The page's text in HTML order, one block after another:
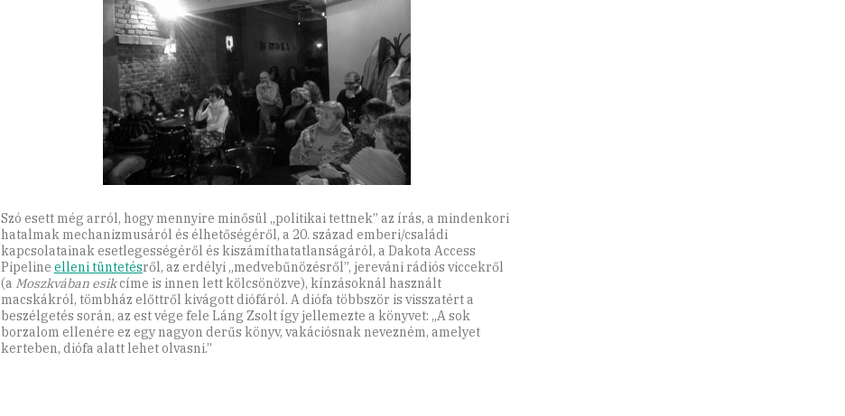
Szó esett még arról, hogy mennyire minősül „politikai tettnek” az írás, a mindenkori
hatalmak mechanizmusáról és élhetőségéről, a 20. század emberi/családi
kapcsolatainak esetlegességéről és kiszámíthatatlanságáról, a Dakota Access
Pipeline elleni tüntetésről, az erdélyi „medvebűnözésről”, jereváni rádiós viccekről
(a Moszkvában esikcíme is innen lett kölcsönözve), kínzásoknál használt
macskákról, tömbház előttről kivágott diófáról. A diófa többször is visszatért a
beszélgetés során, az est vége fele Láng Zsolt így jellemezte a könyvet: „A sok
borzalom ellenére ez egy nagyon derűs könyv, vakációsnak nevezném, amelyet
kerteben, diófa alatt lehet olvasni.”